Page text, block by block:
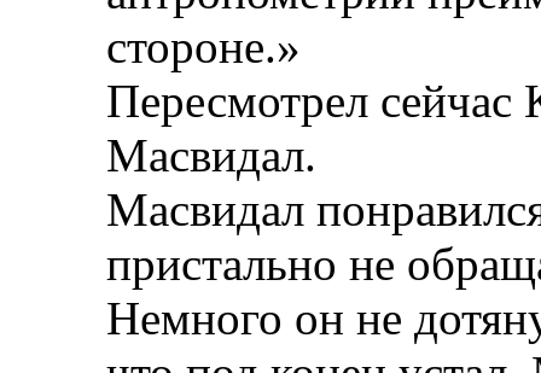
стороне.»
Пересмотрел
Масвидал.
Масвидал
пристально не
Немного он не